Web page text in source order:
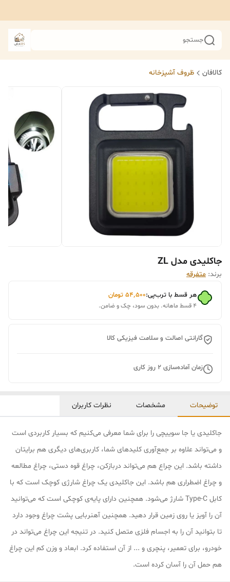
جستجو
کالافان ظروف آشپزخانه
جاکلیدی مدل ZL
برند: متفرقه
هر قسط با ترب‌پی:۵۴٬۵۰۰ تومان
۴ قسط ماهانه. بدون سود، چک و ضامن.
گارانتی اصالت و سلامت فیزیکی کالا
زمان آماده‌سازی 2 روز کاری
توضیحات مشخصات نظرات کاربران
جاکلیدی یا جا سوییچی را برای شما معرفی می‌کنیم که بسیار کاربردی است
و می‌تواند علاوه بر جمع‌آوری کلیدهای شما، کاربری‌های دیگری هم برایتان
داشته باشد. این چراع هم می‌تواند دربازکن، چراغ قوه دستی، چراغ مطالعه
و چراغ اضطراری هم باشد. این جاکلیدی یک چراغ شارژی کوچک است که با
کابل Type-C شارژ می‌شود. همچنین دارای پایه‌ی کوچکی است که می‌توانید
آن را آویز یا روی زمین قرار دهید. همچنین آهنربایی پشت چراغ وجود دارد
تا بتوانید آن را به اجسام فلزی متصل کنید. در تنیجه این چراغ می‌تواند در
خودرو، برای تعمیر، پنچری و ... از آن استفاده کرد. ابعاد و وزن کم این چراغ
هم حمل آن را آسان کرده است.